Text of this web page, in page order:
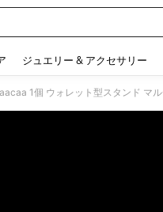
ジュエリー & アクセサリー